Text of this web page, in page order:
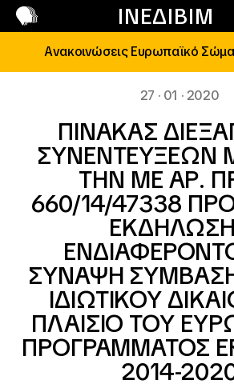
ΙΝΕΔΙΒΙΜ
Επικοινωνία
Ανακοινώσεις Ευρωπαϊκό
27 · 01 · 2020
ΠΙΝΑΚΑΣ
ΣΥΝΕΝΤΕΥΞΕΩΝ
ΤΗΝ ΜΕ ΑΡ.
660/14/47338
ΣΥΝΑΨΗ
ΙΔΙΩΤΙΚΟΥ
ΠΛΑΙΣΙΟ ΤΟΥ
ΠΡΟΓΡΑΜΜΑΤΟΣ
2014-